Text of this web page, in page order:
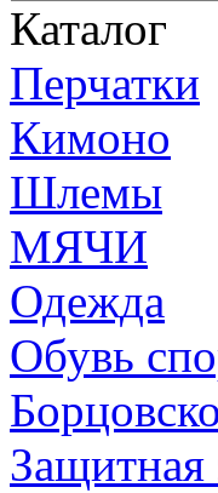
Каталог
Перчатки
Кимоно
Шлемы
МЯЧИ
Одежда
Обувь
Защитная